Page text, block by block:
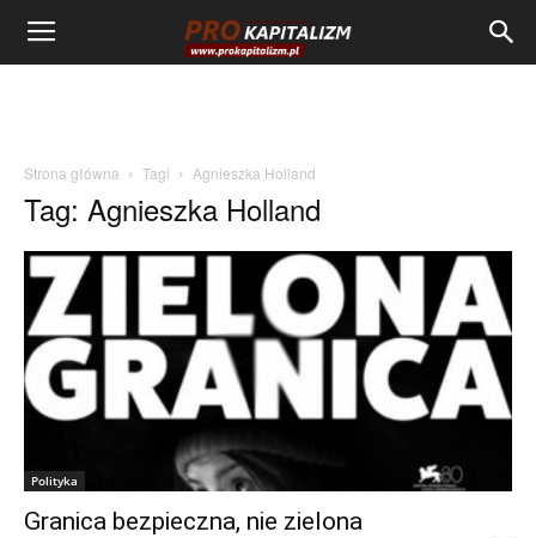
Strona główna Tagi Agnieszka Holland
Tag: Agnieszka Holland
Polityka
Granica bezpieczna, nie zielona